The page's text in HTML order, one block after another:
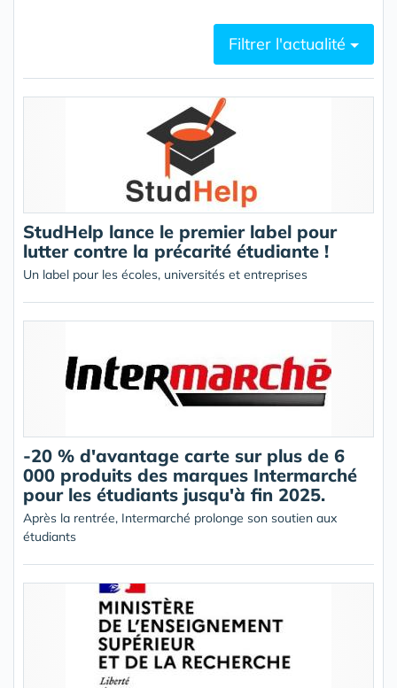
Filtrer l'actualité
StudHelp lance le premier label pour
lutter contre la précarité étudiante !
Un label pour les écoles, universités et entreprises
-20 % d'avantage carte sur plus de 6
000 produits des marques Intermarché
pour les étudiants jusqu'à fin 2025.
Après la rentrée, Intermarché prolonge son soutien aux
étudiants